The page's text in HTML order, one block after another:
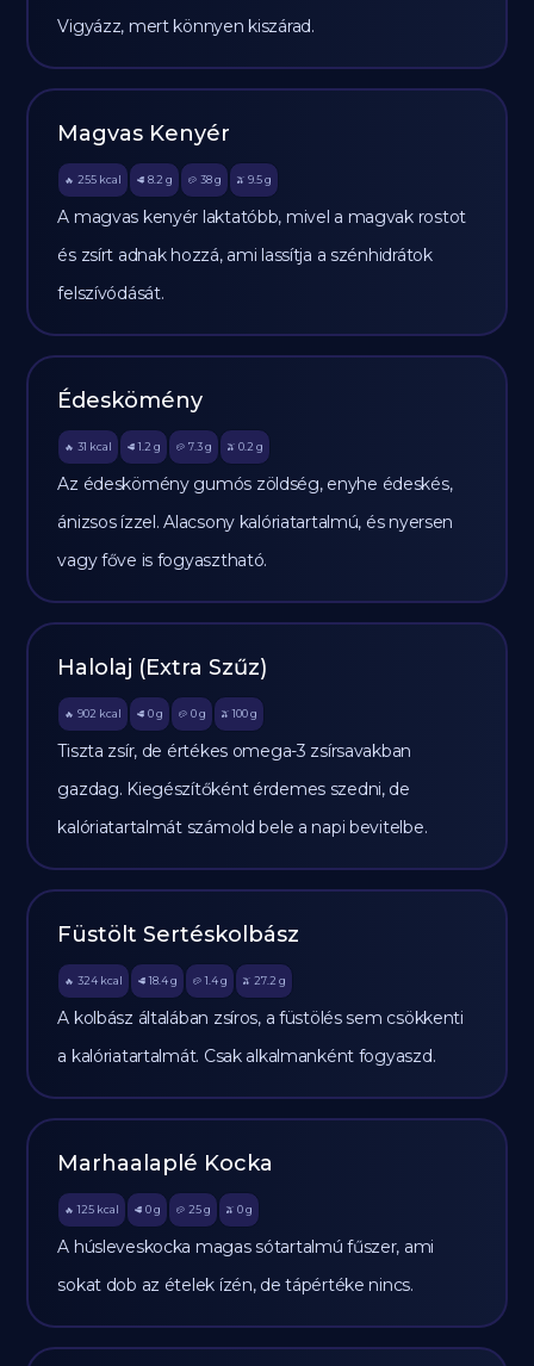
Vigyázz, mert könnyen kiszárad.
Magvas Kenyér
🔥 255 kcal 🥩 8.2 g 🥔 38g 🫒 9.5 g
A magvas kenyér laktatóbb, mivel a magvak rostot
és zsírt adnak hozzá, ami lassítja a szénhidrátok
felszívódását.
Édeskömény
🔥 31 kcal 🥩 1.2 g 🥔 7.3g 🫒 0.2 g
Az édeskömény gumós zöldség, enyhe édeskés,
ánizsos ízzel. Alacsony kalóriatartalmú, és nyersen
vagy főve is fogyasztható.
Halolaj (Extra Szűz)
🔥 902 kcal 🥩 0 g 🥔 0g 🫒 100 g
Tiszta zsír, de értékes omega-3 zsírsavakban
gazdag. Kiegészítőként érdemes szedni, de
kalóriatartalmát számold bele a napi bevitelbe.
Füstölt Sertéskolbász
🔥 324 kcal 🥩 18.4 g 🥔 1.4g 🫒 27.2 g
A kolbász általában zsíros, a füstölés sem csökkenti
a kalóriatartalmát. Csak alkalmanként fogyaszd.
Marhaalaplé Kocka
🔥 125 kcal 🥩 0 g 🥔 25g 🫒 0 g
A húsleveskocka magas sótartalmú fűszer, ami
sokat dob az ételek ízén, de tápértéke nincs.